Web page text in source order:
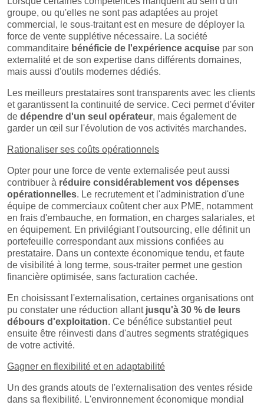
groupe, ou qu'elles ne sont pas adaptées au projet
commercial, le sous-traitant est en mesure de déployer la
force de vente supplétive nécessaire. La société
commanditaire bénéficie de l'expérience acquise par son
externalité et de son expertise dans différents domaines,
mais aussi d'outils modernes dédiés.
Les meilleurs prestataires sont transparents avec les clients
et garantissent la continuité de service. Ceci permet d'éviter
de dépendre d'un seul opérateur, mais également de
garder un œil sur l'évolution de vos activités marchandes.
Rationaliser ses coûts opérationnels
Opter pour une force de vente externalisée peut aussi
contribuer à réduire considérablement vos dépenses
opérationnelles. Le recrutement et l'administration d'une
équipe de commerciaux coûtent cher aux PME, notamment
en frais d'embauche, en formation, en charges salariales, et
en équipement. En privilégiant l'outsourcing, elle définit un
portefeuille correspondant aux missions confiées au
prestataire. Dans un contexte économique tendu, et faute
de visibilité à long terme, sous-traiter permet une gestion
financière optimisée, sans facturation cachée.
En choisissant l'externalisation, certaines organisations ont
pu constater une réduction allant jusqu'à 30 % de leurs
débours d'exploitation. Ce bénéfice substantiel peut
ensuite être réinvesti dans d'autres segments stratégiques
de votre activité.
Gagner en flexibilité et en adaptabilité
Un des grands atouts de l'externalisation des ventes réside
dans sa flexibilité. L'environnement économique mondial